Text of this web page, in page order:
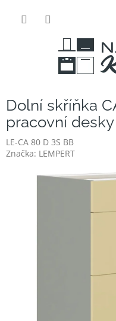
Dolní skříňka
pracovní
LE-CA 80 D 3S BB
Značka: LEMPERT